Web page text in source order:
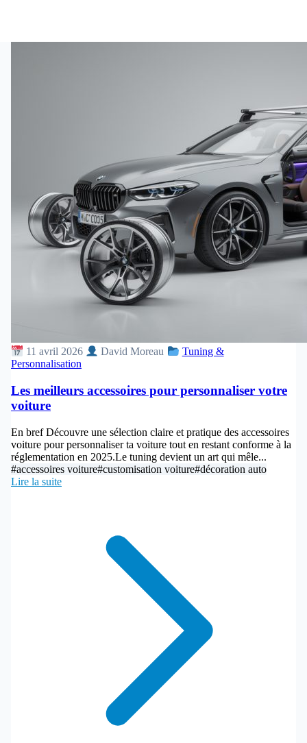
11 avril 2026 David Moreau
Tuning &
Personnalisation
Les meilleurs accessoires pour personnaliser votre
voiture
En bref Découvre une sélection claire et pratique des accessoires
voiture pour personnaliser ta voiture tout en restant conforme à la
réglementation en 2025.Le tuning devient un art qui mêle...
#accessoires voiture#customisation voiture#décoration auto
Lire la suite